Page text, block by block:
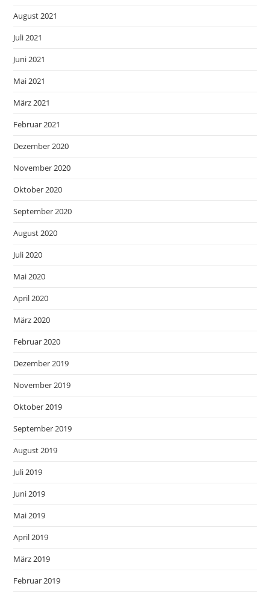
August 2021
Juli 2021
Juni 2021
Mai 2021
März 2021
Februar 2021
Dezember 2020
November 2020
Oktober 2020
September 2020
August 2020
Juli 2020
Mai 2020
April 2020
März 2020
Februar 2020
Dezember 2019
November 2019
Oktober 2019
September 2019
August 2019
Juli 2019
Juni 2019
Mai 2019
April 2019
März 2019
Februar 2019